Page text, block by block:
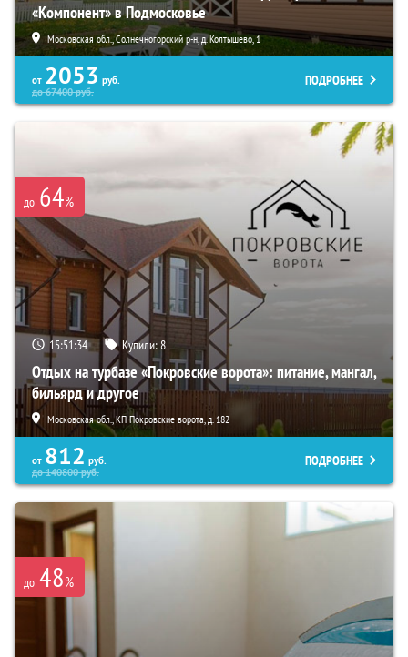
«Компонент» в Подмосковье
Московская обл., Солнечногорский р-н, д. Колтышево, 1
от 2053 руб.
до67400руб.
ПОДРОБНЕЕ
до 64%
15:51:32 Купили:8
Отдых на турбазе «Покровские ворота»: питание, мангал,
бильярд и другое
Московская обл., КП Покровские ворота, д. 182
от 812 руб.
до140800руб.
ПОДРОБНЕЕ
до 48%